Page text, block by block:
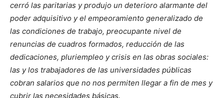
cerró las paritarias y produjo un deterioro alarmante del
poder adquisitivo y el empeoramiento generalizado de
las condiciones de trabajo, preocupante nivel de
renuncias de cuadros formados, reducción de las
dedicaciones, pluriempleo y crisis en las obras sociales:
las y los trabajadores de las universidades públicas
cobran salarios que no nos permiten llegar a fin de mes y
cubrir las necesidades básicas.